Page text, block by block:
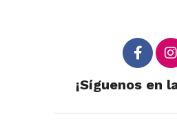
¡Síguenos en